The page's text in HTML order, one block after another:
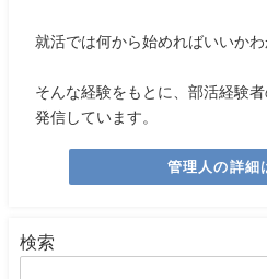
就活では何から始めればいいかわ
そんな経験をもとに、部活経験
発信しています。
管理人の詳細
検索